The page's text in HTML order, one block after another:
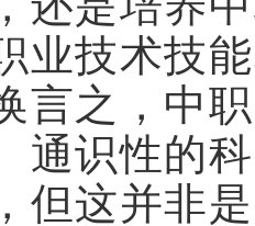
业技术技
言之，中
通识性的
但这并非